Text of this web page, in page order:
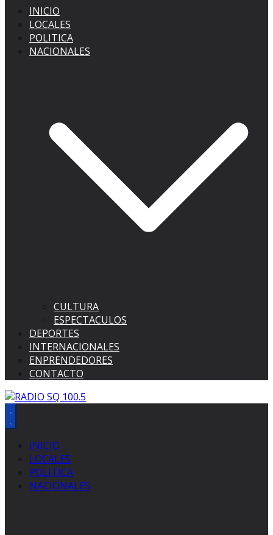
INICIO
LOCALES
POLITICA
NACIONALES
CULTURA
ESPECTACULOS
DEPORTES
INTERNACIONALES
ENPRENDEDORES
CONTACTO
INICIO
LOCALES
POLITICA
NACIONALES